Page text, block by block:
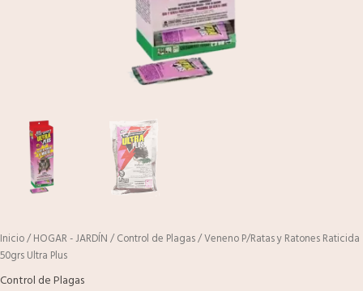
Inicio/HOGAR - JARDÍN /Control de Plagas/ Veneno P/Ratas y Ratones Raticida
50grs Ultra Plus
Control de Plagas